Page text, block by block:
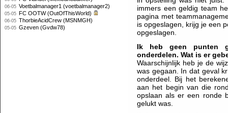
06-05 Voetbalmanager1 (voetbalmanager2)
05-05 FC OOTW (OutOfThisWorld)
06-05 ThorbieAcidCrew (MSNMGH)
05-05 Gzeven (Gvdw78)
immers een geldig team
pagina met
is opgeslagen, krijg je een
opgeslagen.
Ik heb geen punten
onderdelen. Wat is er
Waarschijnlijk heb je de
was gegaan. In dat geval
onderdeel. Bij het
aan het begin van die
opslaan als er een ronde
gelukt was.